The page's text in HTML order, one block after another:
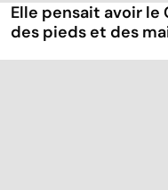
Elle pensait avoir
des pieds et des